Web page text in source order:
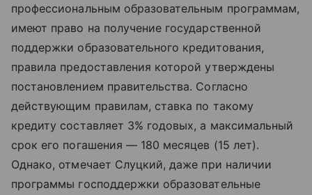
профессиональным образовательным программам,
имеют право на получение государственной
поддержки образовательного кредитования,
правила предоставления которой утверждены
постановлением правительства. Согласно
действующим правилам, ставка по такому
кредиту составляет 3% годовых, а максимальный
срок его погашения — 180 месяцев (15 лет).
Однако, отмечает Слуцкий, даже при наличии
программы господдержки образовательные